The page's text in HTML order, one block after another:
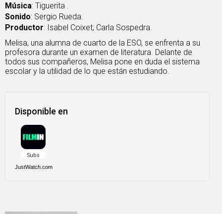
Música: Tiguerita .
Sonido: Sergio Rueda.
Productor: Isabel Coixet; Carla Sospedra.
Melisa, una alumna de cuarto de la ESO, se enfrenta a su
profesora durante un examen de literatura. Delante de
todos sus compañeros, Melisa pone en duda el sistema
escolar y la utilidad de lo que están estudiando.
Disponible en
JustWatch.com